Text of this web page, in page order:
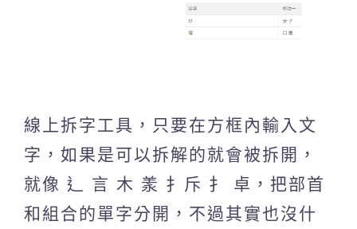
線上拆字工具，只要在方框內輸入文
字，如果是可以拆解的就會被拆開，
就像 辶 言 木 羕 扌斥 扌 卓，把部首
和組合的單字分開，不過其實也沒什